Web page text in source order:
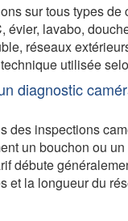
sur tous types de
évier, lavabo,
réseaux
utilisée
diagnostic
des inspections
un bouchon ou
débute
et la longueur du